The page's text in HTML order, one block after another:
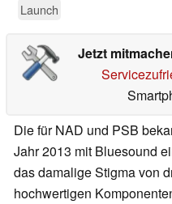
Launch
Jetzt
Die für NAD und PSB
Jahr 2013 mit Bluesound
das damalige Stigma von
hochwertigen